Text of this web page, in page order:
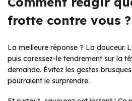
frotte contre vous ?
La meilleure réponse ? La douceur.
puis caressez-le tendrement sur la
demande. Évitez les gestes
pourraient le surprendre.